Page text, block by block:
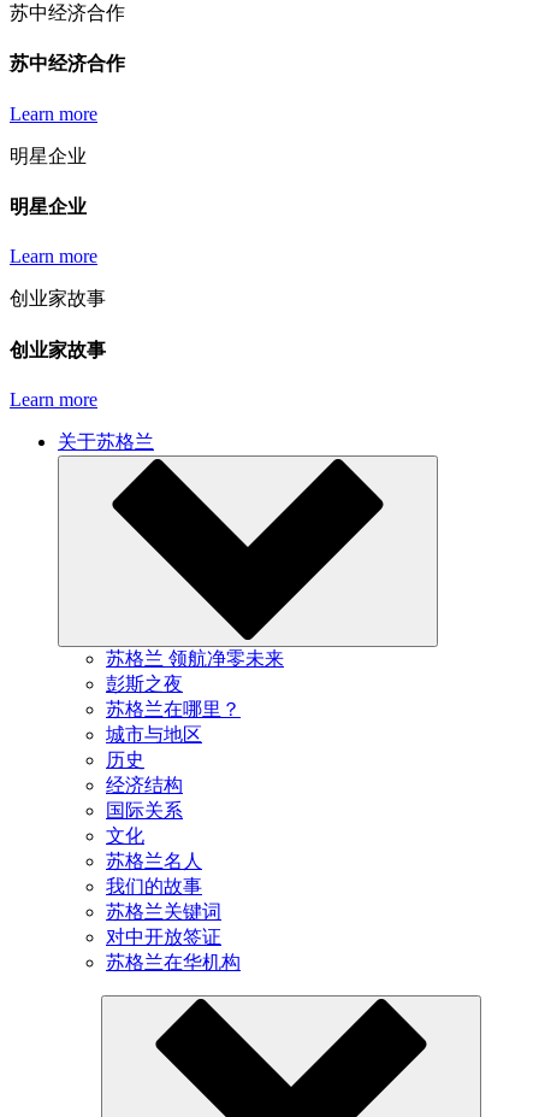
苏中经济合作
苏中经济合作
Learn more
明星企业
明星企业
Learn more
创业家故事
创业家故事
Learn more
关于苏格兰
苏格兰 领航净零未来
彭斯之夜
苏格兰在哪里？
城市与地区
历史
经济结构
国际关系
文化
苏格兰名人
我们的故事
苏格兰关键词
对中开放签证
苏格兰在华机构